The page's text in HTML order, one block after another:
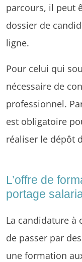
parcours, il peut
dossier de
ligne.
Pour celui qui
nécessaire de
professionnel.
est obligatoire
réaliser le dépôt
L’offre de
portage
La candidature à
de passer par
une formation